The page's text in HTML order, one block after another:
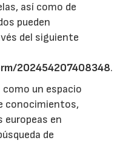
así como de
pueden
del siguiente
202454207408348.
un espacio
conocimientos,
europeas en
de